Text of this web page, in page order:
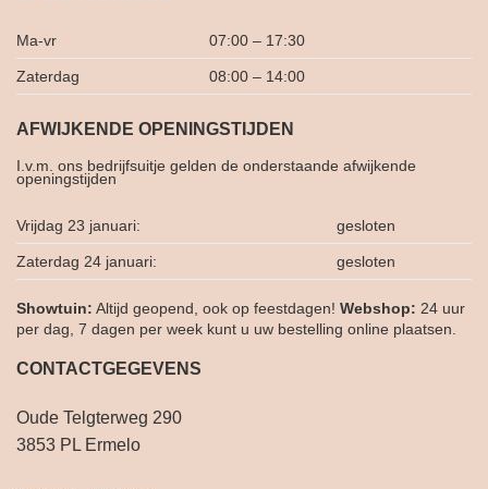
Ma-vr 07:00 – 17:30
Zaterdag 08:00 – 14:00
AFWIJKENDE OPENINGSTIJDEN
I.v.m. ons bedrijfsuitje gelden de onderstaande afwijkende
openingstijden
Vrijdag 23 januari: gesloten
Zaterdag 24 januari: gesloten
Showtuin: Altijd geopend, ook op feestdagen! Webshop: 24 uur
per dag, 7 dagen per week kunt u uw bestelling online plaatsen.
CONTACTGEGEVENS
Oude Telgterweg 290
3853 PL Ermelo